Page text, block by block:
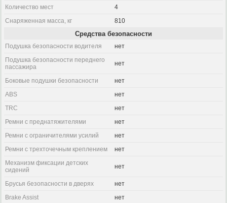
Количество мест
4
Снаряженная масса, кг
810
Средства безопасности
Подушка безопасности водителя
нет
Подушка безопасности переднего
пассажира
нет
Боковые подушки безопасности
нет
ABS
нет
TRC
нет
Ремни с преднатяжителями
нет
Ремни с ограничителями усилий
нет
Ремни с трехточечным креплением
нет
Механизм фиксации детских
сидений
нет
Брусья безопасности в дверях
нет
Brake Assist
нет